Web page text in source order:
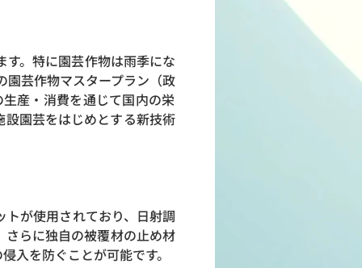
。特に園芸作物は雨季にな
園芸作物マスタープラン（政
産・消費を通じて国内の栄
園芸をはじめとする新技術
が使用されており、日射調
らに独自の被覆材の止め材
入を防ぐことが可能です。